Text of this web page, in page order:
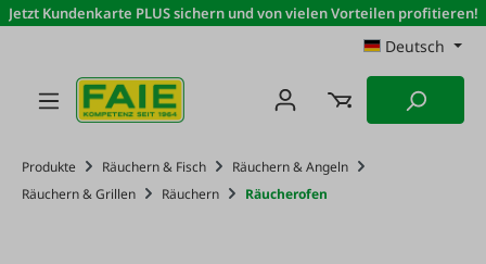
Zum Hauptinhalt springen
Jetzt Kundenkarte PLUS sichern und von vielen Vorteilen profitieren!
Deutsch
Produkte Räuchern & Fisch
Räuchern & Angeln
Räuchern & Grillen
Räuchern Räucherofen